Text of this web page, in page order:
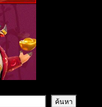
ค้นหา